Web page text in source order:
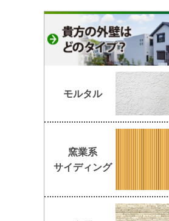
モルタル
窯業系
サイディング